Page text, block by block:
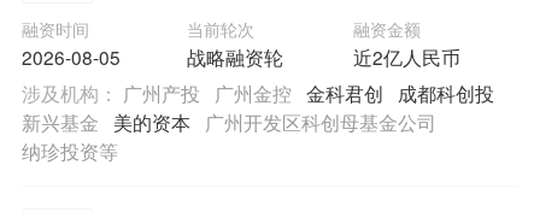
融资时间
2026-08-05
当前轮次
战略融资轮
融资金额
近2亿人民币
涉及机构： 广州产投 广州金控 金科君创
成都科创投
新兴基金
美的资本
广州开发区科创母基金公司
纳珍投资等